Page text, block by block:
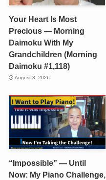
Your Heart Is Most
Precious — Morning
Daimoku With My
Grandchildren (Morning
Daimoku #1,118)
August 3, 2026
“Impossible” — Until
Now: My Piano Challenge,